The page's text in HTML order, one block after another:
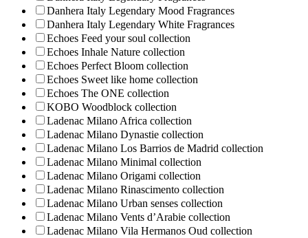
Danhera Italy Legendary Mood Fragrances
Danhera Italy Legendary White Fragrances
Echoes Feed your soul collection
Echoes Inhale Nature collection
Echoes Perfect Bloom collection
Echoes Sweet like home collection
Echoes The ONE collection
KOBO Woodblock collection
Ladenac Milano Africa collection
Ladenac Milano Dynastie collection
Ladenac Milano Los Barrios de Madrid collection
Ladenac Milano Minimal collection
Ladenac Milano Origami collection
Ladenac Milano Rinascimento collection
Ladenac Milano Urban senses collection
Ladenac Milano Vents d’Arabie collection
Ladenac Milano Vila Hermanos Oud collection